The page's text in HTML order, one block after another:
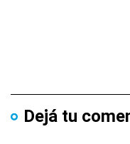
Dejá tu